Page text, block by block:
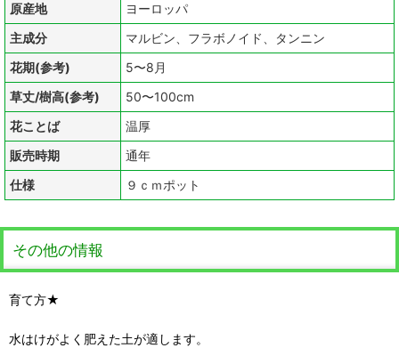
原産地
ヨーロッパ
主成分
マルビン、フラボノイド、タンニン
花期(参考)
5〜8月
草丈/樹高(参考)
50〜100cm
花ことば
温厚
販売時期
通年
仕様
９ｃｍポット
その他の情報
育て方★
水はけがよく肥えた土が適します。